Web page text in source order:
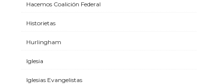
Hacemos Coalición Federal
Historietas
Hurlingham
Iglesia
Iglesias Evangelistas